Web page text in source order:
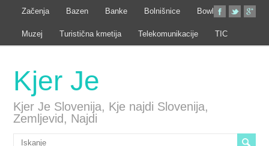
Začenja Bazen Banke Bolnišnice Bowling
Muzej Turistična kmetija Telekomunikacije TIC
Kjer Je
Kjer Je Slovenija, Kje najdi Slovenija,
Zemljevid, Najdi